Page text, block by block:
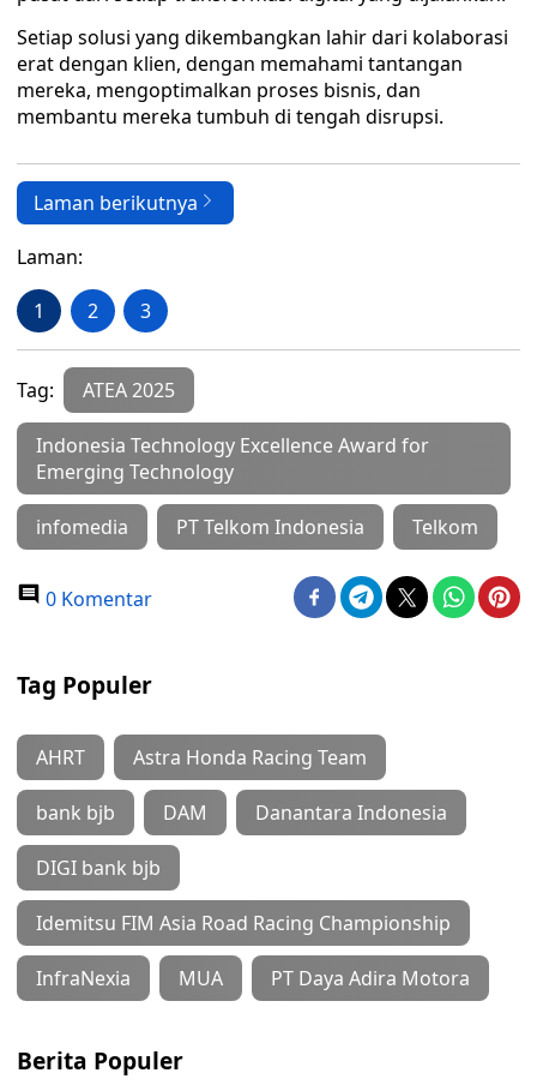
Setiap solusi yang dikembangkan lahir dari kolaborasi
erat dengan klien, dengan memahami tantangan
mereka, mengoptimalkan proses bisnis, dan
membantu mereka tumbuh di tengah disrupsi.
Laman berikutnya
Laman:
1 2 3
Tag: ATEA 2025
Indonesia Technology Excellence Award for
Emerging Technology
infomedia PT Telkom Indonesia Telkom
0 Komentar
Tag Populer
AHRT Astra Honda Racing Team
bank bjb DAM Danantara Indonesia
DIGI bank bjb
Idemitsu FIM Asia Road Racing Championship
InfraNexia MUA PT Daya Adira Motora
Berita Populer